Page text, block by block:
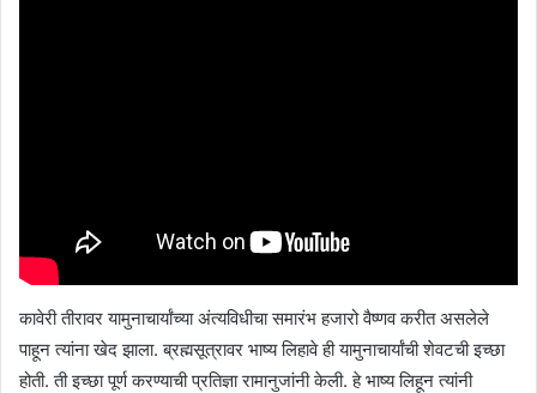
कावेरी तीरावर यामुनाचार्यांच्या अंत्यविधीचा समारंभ हजारो वैष्णव करीत असलेले
पाहून त्यांना खेद झाला. ब्रह्मसूत्रावर भाष्य लिहावे ही यामुनाचार्यांची शेवटची इच्छा
होती. ती इच्छा पूर्ण करण्याची प्रतिज्ञा रामानुजांनी केली. हे भाष्य लिहून त्यांनी